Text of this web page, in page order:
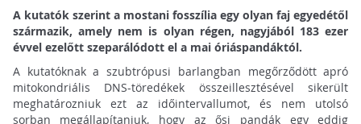
A kutatók szerint a mostani fosszília egy olyan faj egyedétől
származik, amely nem is olyan régen, nagyjából 183 ezer
évvel ezelőtt szeparálódott el a mai óriáspandáktól.
A kutatóknak a szubtrópusi barlangban megőrződött apró
mitokondriális DNS-töredékek összeillesztésével sikerült
meghatározniuk ezt az időintervallumot, és nem utolsó
sorban megállapítaniuk, hogy az ősi pandák egy eddig